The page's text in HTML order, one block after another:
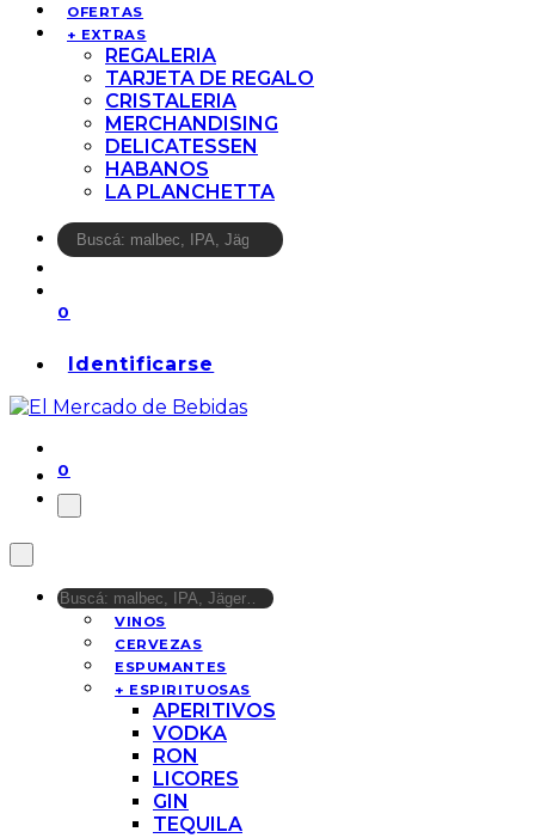
OFERTAS
+ EXTRAS
REGALERIA
TARJETA DE REGALO
CRISTALERIA
MERCHANDISING
DELICATESSEN
HABANOS
LA PLANCHETTA
0
Identificarse
0
VINOS
CERVEZAS
ESPUMANTES
+ ESPIRITUOSAS
APERITIVOS
VODKA
RON
LICORES
GIN
TEQUILA